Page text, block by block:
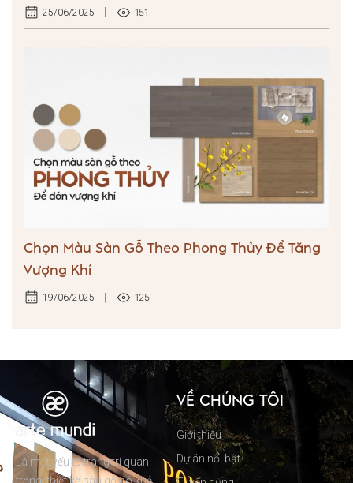
25/06/2025 151
Chọn Màu Sàn Gỗ Theo Phong Thủy Để Tăng
Vượng Khí
19/06/2025 125
Là một yếu tố trang trí quan
VỀ CHÚNG TÔI
Giới thiệu
Dự án nổi bật